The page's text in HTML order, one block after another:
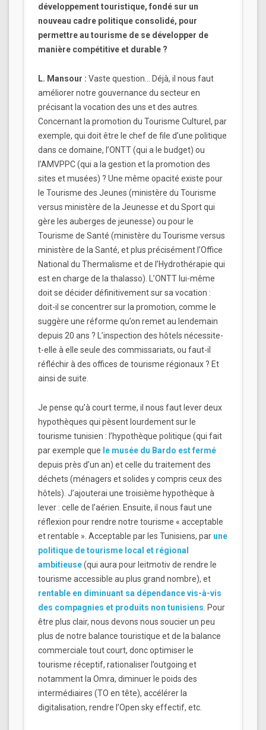
développement touristique, fondé sur un
nouveau cadre politique consolidé, pour
permettre au tourisme de se développer de
manière compétitive et durable ?
L. Mansour : Vaste question… Déjà, il nous faut
améliorer notre gouvernance du secteur en
précisant la vocation des uns et des autres.
Concernant la promotion du Tourisme Culturel, par
exemple, qui doit être le chef de file d’une politique
dans ce domaine, l’ONTT (qui a le budget) ou
l’AMVPPC (qui a la gestion et la promotion des
sites et musées) ? Une même opacité existe pour
le Tourisme des Jeunes (ministère du Tourisme
versus ministère de la Jeunesse et du Sport qui
gère les auberges de jeunesse) ou pour le
Tourisme de Santé (ministère du Tourisme versus
ministère de la Santé, et plus précisément l’Office
National du Thermalisme et de l’Hydrothérapie qui
est en charge de la thalasso). L’ONTT lui-même
doit se décider définitivement sur sa vocation :
doit-il se concentrer sur la promotion, comme le
suggère une réforme qu’on remet au lendemain
depuis 20 ans ? L’inspection des hôtels nécessite-
t-elle à elle seule des commissariats, ou faut-il
réfléchir à des offices de tourisme régionaux ? Et
ainsi de suite.
Je pense qu’à court terme, il nous faut lever deux
hypothèques qui pèsent lourdement sur le
tourisme tunisien : l’hypothèque politique (qui fait
par exemple que le musée du Bardo est fermé
depuis près d’un an) et celle du traitement des
déchets (ménagers et solides y compris ceux des
hôtels). J’ajouterai une troisième hypothèque à
lever : celle de l’aérien. Ensuite, il nous faut une
réflexion pour rendre notre tourisme « acceptable
et rentable ». Acceptable par les Tunisiens, par une
politique de tourisme local et régional
ambitieuse(qui aura pour leitmotiv de rendre le
tourisme accessible au plus grand nombre), et
rentable en diminuant sa dépendance vis-à-vis
des compagnies et produits non tunisiens . Pour
être plus clair, nous devons nous soucier un peu
plus de notre balance touristique et de la balance
commerciale tout court, donc optimiser le
tourisme réceptif, rationaliser l’outgoing et
notamment la Omra, diminuer le poids des
intermédiaires (TO en tête), accélérer la
digitalisation, rendre l’Open sky effectif, etc.